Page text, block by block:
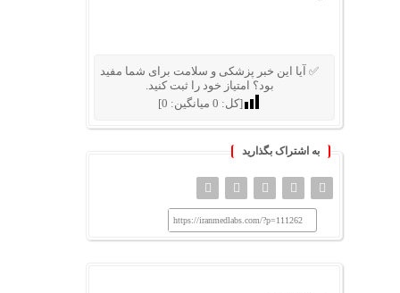
✅ آیا این خبر پزشکی و سلامت برای شما مفید
بود؟ امتیاز خود را ثبت کنید.
[کل: 0میانگین: 0
]
به اشتراک بگذارید
https://iranmedlabs.com/?p=111262